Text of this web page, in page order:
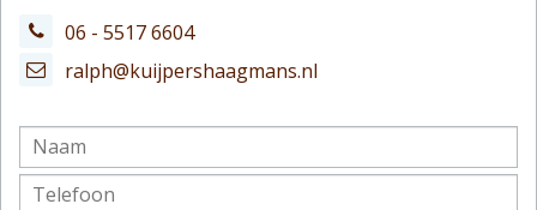
06 - 5517 6604
ralph@kuijpershaagmans.nl